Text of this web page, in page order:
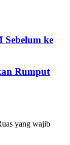
ke
Rumput
yang wajib